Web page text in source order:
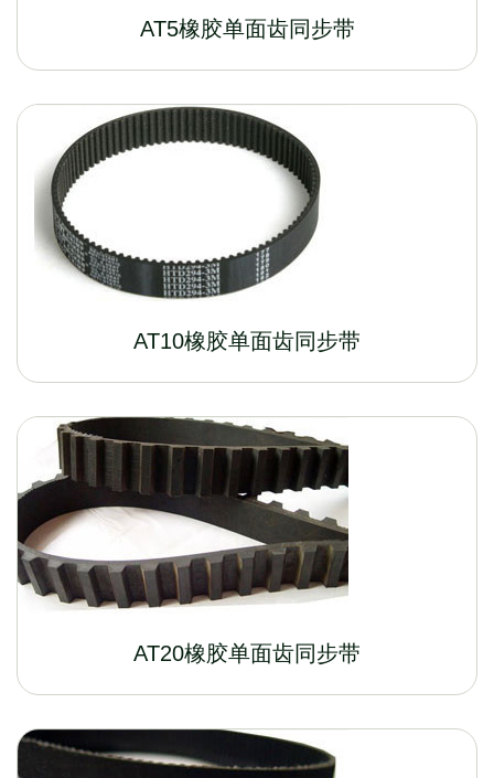
AT5橡胶单面齿同步带
AT10橡胶单面齿同步带
AT20橡胶单面齿同步带